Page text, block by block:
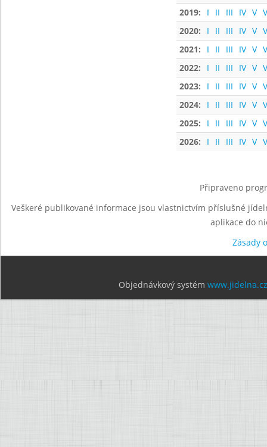
2019:
I II III IV V
2020:
I II III IV V
2021:
I II III IV V
2022:
I II III IV V
2023:
I II III IV V
2024:
I II III IV V
2025:
I II III IV V
2026:
I II III IV V
Připraveno
Veškeré publikované informace jsou vlastnictvím příslušné
aplikace do
Zásady
Objednávkový systém www.jidelna.cz